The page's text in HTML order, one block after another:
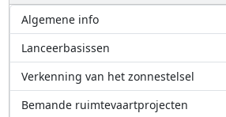
Algemene info
Lanceerbasissen
Verkenning van het zonnestelsel
Bemande ruimtevaartprojecten